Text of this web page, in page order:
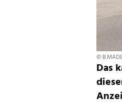
©
Das